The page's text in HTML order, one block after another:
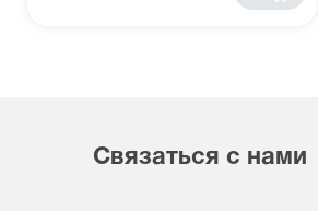
Связаться с нами